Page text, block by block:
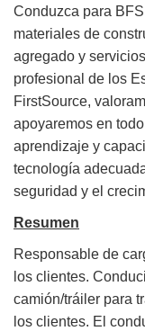
Conduzca para
materiales de
agregado y
profesional de los
FirstSource,
apoyaremos en
aprendizaje y
tecnología
seguridad y el
Resumen
Responsable de
los clientes.
camión/tráiler para
los clientes. El